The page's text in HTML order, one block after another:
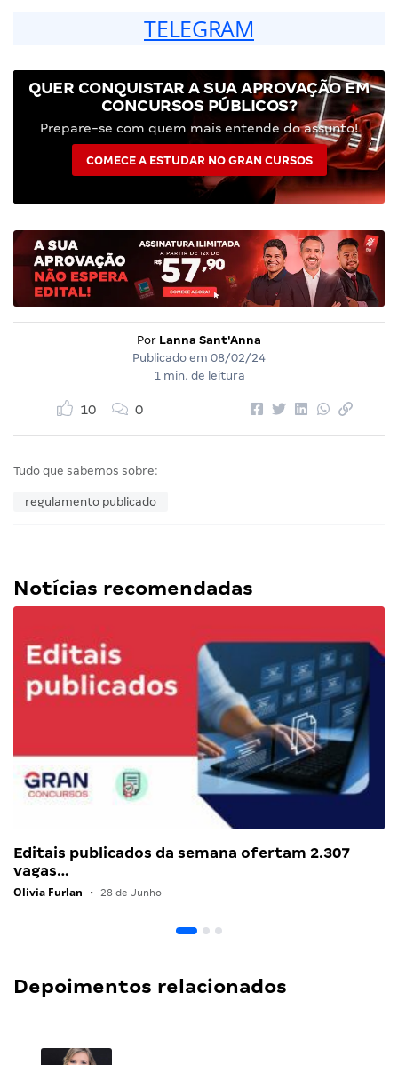
TELEGRAM
QUER CONQUISTAR A SUA APROVAÇÃO EM
CONCURSOS PÚBLICOS?
Prepare-se com quem mais entende do assunto!
COMECE A ESTUDAR NO GRAN CURSOS
Por Lanna Sant'Anna
Publicado em 08/02/24
1 min. de leitura
10 0
Tudo que sabemos sobre:
regulamento publicado
Notícias recomendadas
Editais publicados da semana ofertam 2.307
vagas…
Olivia Furlan • 28 de Junho
Depoimentos relacionados